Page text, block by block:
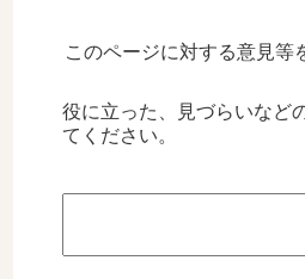
このページに対する意見等
役に立った、見づらいなど
てください。